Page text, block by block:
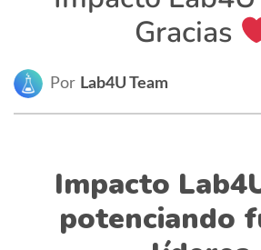
Gracias
Por Lab4U Team
Impacto
potenciando